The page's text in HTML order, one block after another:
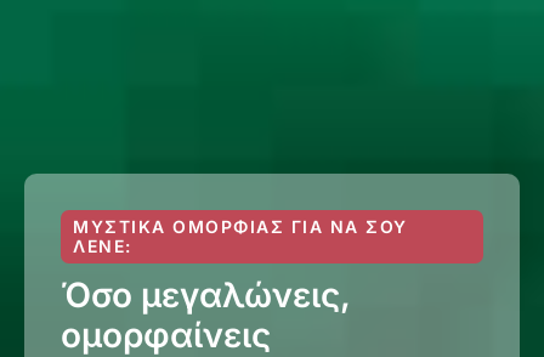
ΜΥΣΤΙΚΆ ΟΜΟΡΦΙΆΣ ΓΙΑ ΝΑ ΣΟΥ
ΛΈΝΕ:
Όσο μεγαλώνεις,
ομορφαίνεις